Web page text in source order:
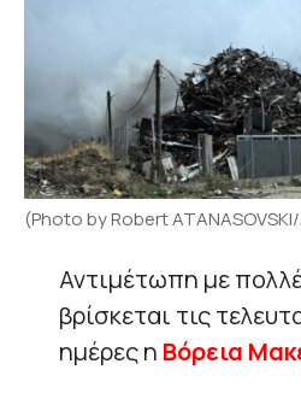
(Photo by Robert ATANASOVSKI/
Αντιμέτωπη με
βρίσκεται τις
ημέρες η Βόρεια